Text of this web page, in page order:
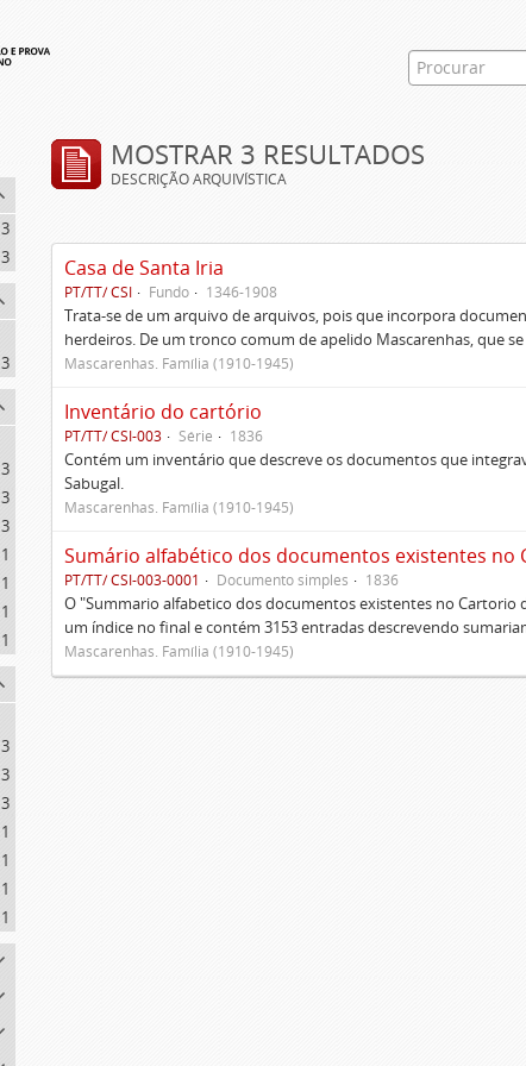
3
3
3
3
3
3
1
1
1
1
3
3
3
1
1
1
1
MOSTRAR 3 RESULTADOS
DESCRIÇÃO ARQUIVÍSTICA
Casa de Santa Iria
PT/TT/ CSI Fundo 1346-1908
Trata-se de um arquivo de arquivos, pois que incorpora
herdeiros. De um tronco comum de apelido Mascarenhas, que
Mascarenhas. Família (1910-1945)
Inventário do cartório
PT/TT/ CSI-003 Série 1836
Contém um inventário que descreve os documentos que
Sabugal.
Mascarenhas. Família (1910-1945)
PT/TT/ CSI-003-0001 Documento simples 1836
O "Summario alfabetico dos documentos existentes no Cartorio
um índice no final e contém 3153 entradas descrevendo
Mascarenhas. Família (1910-1945)